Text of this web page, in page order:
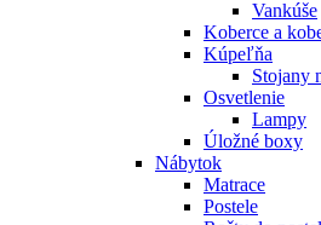
Vankúše
Koberce a
Kúpeľňa
Stojany
Osvetlenie
Lampy
Úložné boxy
Nábytok
Matrace
Postele